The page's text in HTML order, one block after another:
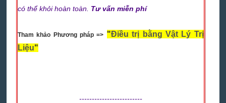
có thể khỏi hoàn toàn. Tư vấn miễn phí
Tham khảo Phương pháp => "Điều trị bằng Vật Lý Trị
Liệu"
-------------------------